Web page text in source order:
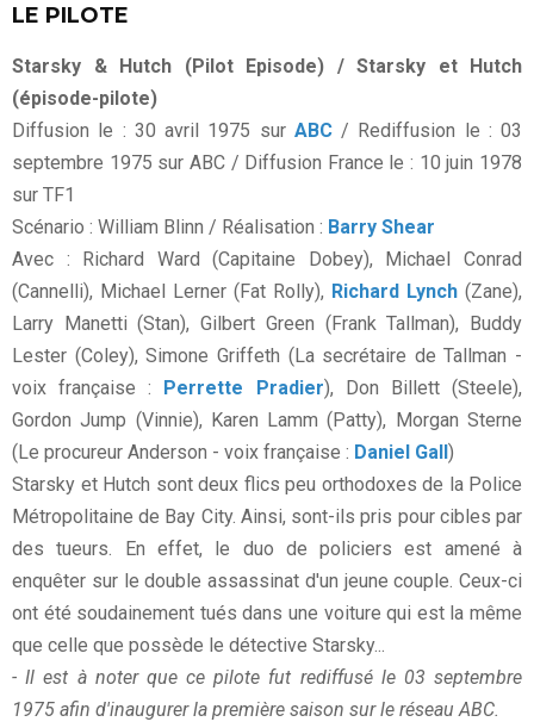
LE PILOTE
Starsky & Hutch (Pilot Episode) / Starsky et Hutch
(épisode-pilote)
Diffusion le : 30 avril 1975 sur ABC/ Rediffusion le : 03
septembre 1975 sur ABC / Diffusion France le : 10 juin 1978
sur TF1
Scénario : William Blinn / Réalisation : Barry Shear
Avec : Richard Ward (Capitaine Dobey), Michael Conrad
(Cannelli), Michael Lerner (Fat Rolly), Richard Lynch (Zane),
Larry Manetti (Stan), Gilbert Green (Frank Tallman), Buddy
Lester (Coley), Simone Griffeth (La secrétaire de Tallman -
voix française : Perrette Pradier), Don Billett (Steele),
Gordon Jump (Vinnie), Karen Lamm (Patty), Morgan Sterne
(Le procureur Anderson - voix française : Daniel Gall)
Starsky et Hutch sont deux flics peu orthodoxes de la Police
Métropolitaine de Bay City. Ainsi, sont-ils pris pour cibles par
des tueurs. En effet, le duo de policiers est amené à
enquêter sur le double assassinat d'un jeune couple. Ceux-ci
ont été soudainement tués dans une voiture qui est la même
que celle que possède le détective Starsky...
- Il est à noter que ce pilote fut rediffusé le 03 septembre
1975 afin d'inaugurer la première saison sur le réseau ABC.